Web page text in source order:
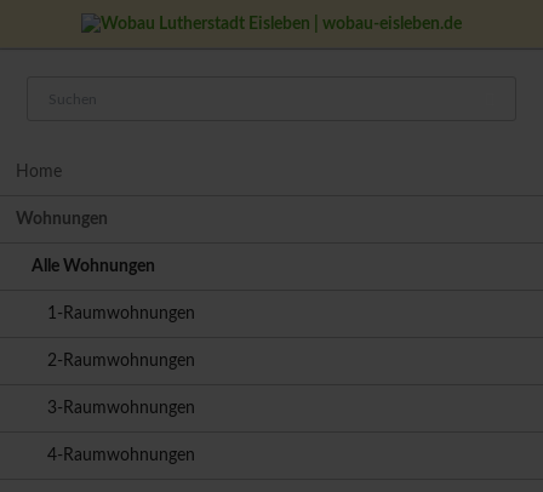
Home
Wohnungen
Alle Wohnungen
1-Raumwohnungen
2-Raumwohnungen
3-Raumwohnungen
4-Raumwohnungen